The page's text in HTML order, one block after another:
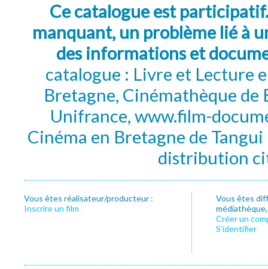
Ce catalogue est
manquant, un problème lié à
des informations et
catalogue : Livre et Lecture
Bretagne, Cinémathèque de
Unifrance, www.film-
Cinéma en Bretagne de
distribution
Vous êtes réalisateur/producteur :
Inscrire un film
Vous êtes
Créer un
S’identifier